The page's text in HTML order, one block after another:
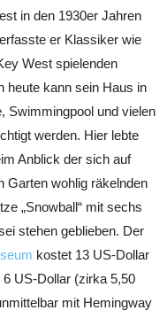
in den 1930er Jahren
er Klassiker wie
West spielenden
heute kann sein Haus in
Swimmingpool und vielen
werden. Hier lebte
Anblick der sich auf
Garten wohlig räkelnden
„Snowball“ mit sechs
stehen geblieben. Der
kostet 13 US-Dollar
US-Dollar (zirka 5,50
mit Hemingway